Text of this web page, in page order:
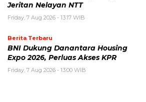
Jeritan Nelayan NTT
Friday, 7 Aug 2026 - 13:17 WIB
Berita Terbaru
BNI Dukung Danantara Housing
Expo 2026, Perluas Akses KPR
Friday, 7 Aug 2026 - 13:00 WIB